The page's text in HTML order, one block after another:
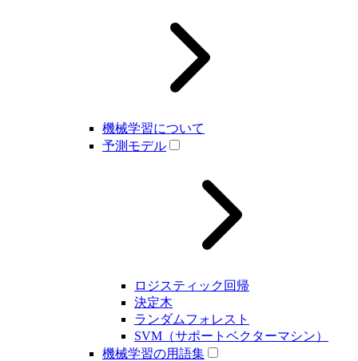
機械学習について
予測モデル
ロジスティック回帰
決定木
ランダムフォレスト
SVM（サポートベクターマシン）
機械学習の用語集